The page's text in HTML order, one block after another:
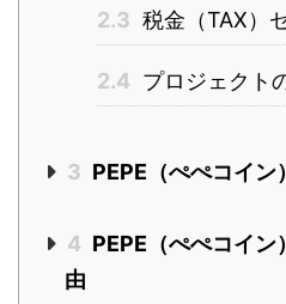
2.3 税金（TAX）
2.4 プロジェクト
3 PEPE（ぺぺコイン
4 PEPE（ぺぺコイ
由